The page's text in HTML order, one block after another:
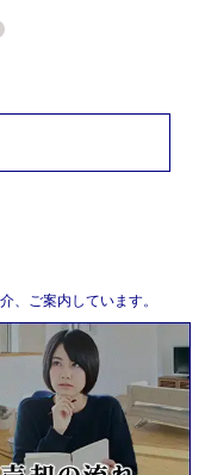
、ご案内しています。